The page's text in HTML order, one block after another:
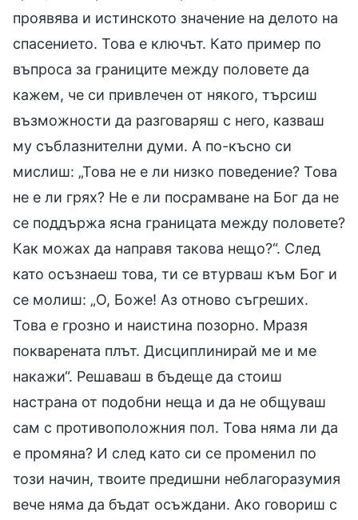
проявява и истинското значение на делото на
спасението. Това е ключът. Като пример по
въпроса за границите между половете да
кажем, че си привлечен от някого, търсиш
възможности да разговаряш с него, казваш
му съблазнителни думи. А по-късно си
мислиш: „Това не е ли низко поведение? Това
не е ли грях? Не е ли посрамване на Бог да не
се поддържа ясна границата между половете?
Как можах да направя такова нещо?“. След
като осъзнаеш това, ти се втурваш към Бог и
се молиш: „О, Боже! Аз отново съгреших.
Това е грозно и наистина позорно. Мразя
покварената плът. Дисциплинирай ме и ме
накажи“. Решаваш в бъдеще да стоиш
настрана от подобни неща и да не общуваш
сам с противоположния пол. Това няма ли да
е промяна? И след като си се променил по
този начин, твоите предишни неблагоразумия
вече няма да бъдат осъждани. Ако говориш с